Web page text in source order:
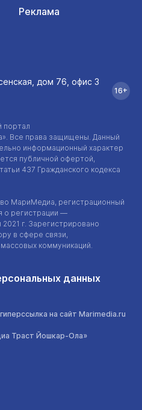
Реклама
. Все права защищены. Данный
информационный характер
публичной офертой,
437 Гражданского кодекса
МариМедиа, регистрационный
о регистрации —
2021 г. Зарегистрировано
в сфере связи,
коммуникаций.
данных
на сайт Marimedia.ru
Траст Йошкар-Ола»
дом 76, офис 3
16+